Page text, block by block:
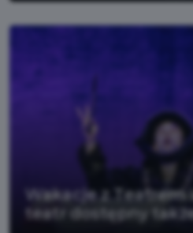
Wakacje z Teatrem
teatr dostępny